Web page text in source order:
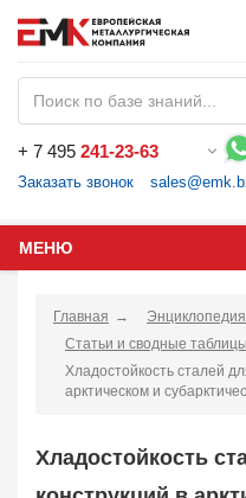
+ 7 495 241-23-63
Заказать звонок
МЕНЮ
Главная
Энциклопедия
Статьи и сводные таблицы
Хладостойкость сталей
арктическом и
Хладостойкость